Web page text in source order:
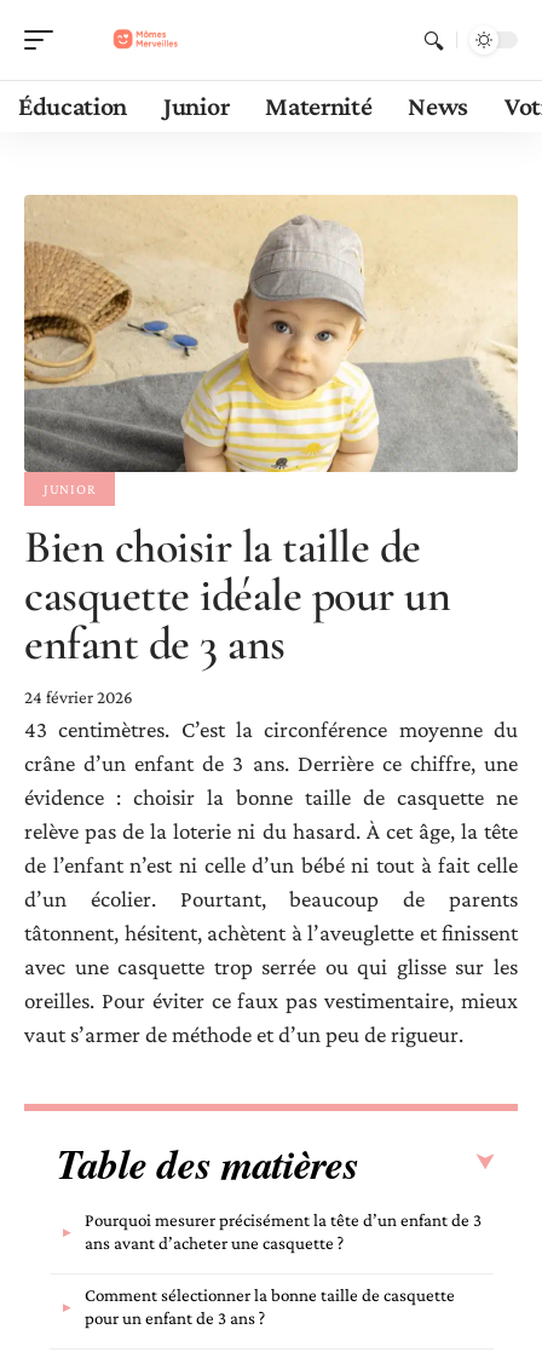
Éducation Junior Maternité News
JUNIOR
Bien choisir la taille de
casquette idéale pour un
enfant de 3 ans
24 février 2026
43 centimètres. C’est la circonférence moyenne du
crâne d’un enfant de 3 ans. Derrière ce chiffre, une
évidence : choisir la bonne taille de casquette ne
relève pas de la loterie ni du hasard. À cet âge, la tête
de l’enfant n’est ni celle d’un bébé ni tout à fait celle
d’un écolier. Pourtant, beaucoup de parents
tâtonnent, hésitent, achètent à l’aveuglette et finissent
avec une casquette trop serrée ou qui glisse sur les
oreilles. Pour éviter ce faux pas vestimentaire, mieux
vaut s’armer de méthode et d’un peu de rigueur.
Table des matières
Pourquoi mesurer précisément la tête d’un enfant de 3
ans avant d’acheter une casquette ?
Comment sélectionner la bonne taille de casquette
pour un enfant de 3 ans ?